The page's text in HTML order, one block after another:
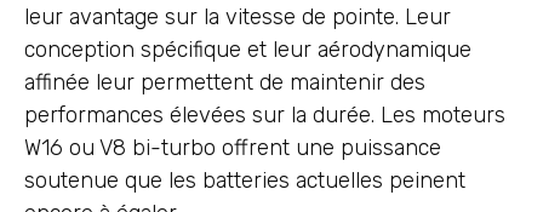
leur avantage sur la vitesse de pointe. Leur
conception spécifique et leur aérodynamique
affinée leur permettent de maintenir des
performances élevées sur la durée. Les moteurs
W16 ou V8 bi-turbo offrent une puissance
soutenue que les batteries actuelles peinent